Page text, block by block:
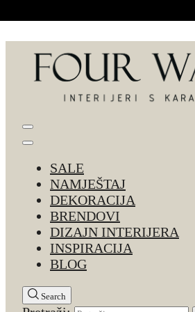
SALE
NAMJEŠTAJ
DEKORACIJA
BRENDOVI
DIZAJN INTERIJERA
INSPIRACIJA
BLOG
Search